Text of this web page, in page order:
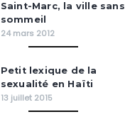
Saint-Marc, la ville sans
sommeil
24 mars 2012
Petit lexique de la
sexualité en Haïti
13 juillet 2015